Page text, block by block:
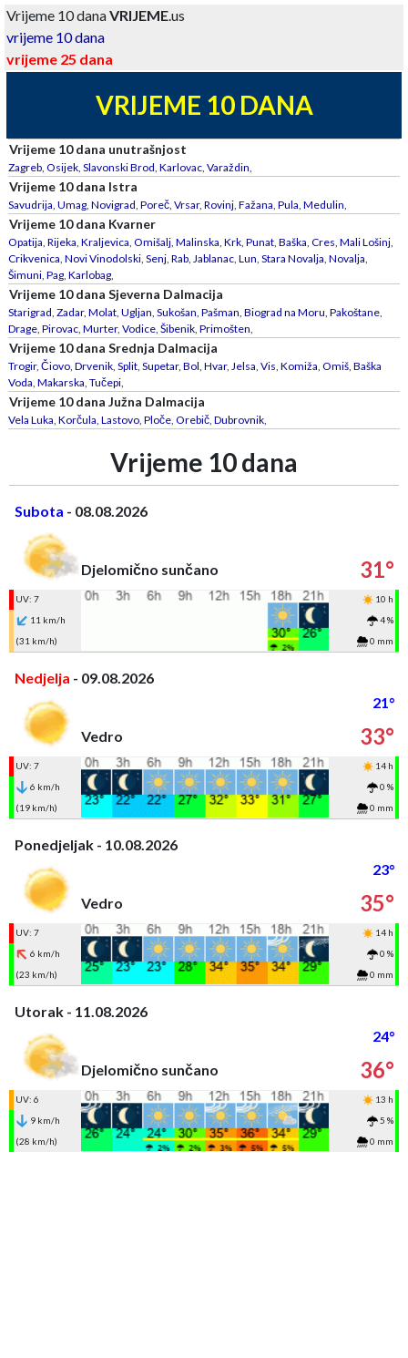
Vrijeme 10 danaVRIJEME.us
vrijeme 10 dana
vrijeme 25 dana
VRIJEME 10 DANA
Vrijeme 10 dana unutrašnjost
Zagreb, Osijek, Slavonski Brod, Karlovac, Varaždin,
Vrijeme 10 dana Istra
Savudrija, Umag, Novigrad, Poreč, Vrsar, Rovinj, Fažana, Pula, Medulin,
Vrijeme 10 dana Kvarner
Opatija, Rijeka, Kraljevica, Omišalj, Malinska, Krk, Punat, Baška, Cres, Mali Lošinj,
Crikvenica, Novi Vinodolski, Senj, Rab, Jablanac, Lun, Stara Novalja, Novalja,
Šimuni, Pag, Karlobag,
Vrijeme 10 dana Sjeverna Dalmacija
Starigrad, Zadar, Molat, Ugljan, Sukošan, Pašman, Biograd na Moru, Pakoštane,
Drage, Pirovac, Murter, Vodice, Šibenik, Primošten,
Vrijeme 10 dana Srednja Dalmacija
Trogir, Čiovo, Drvenik, Split, Supetar, Bol, Hvar, Jelsa, Vis, Komiža, Omiš, Baška
Voda, Makarska, Tučepi,
Vrijeme 10 dana Južna Dalmacija
Vela Luka, Korčula, Lastovo, Ploče, Orebič, Dubrovnik,
Vrijeme 10 dana
Subota - 08.08.2026
Djelomično sunčano 31°
UV: 7
10 h
11 km/h
4 %
(31 km/h)
0 mm
Nedjelja - 09.08.2026
21°
Vedro
33°
UV: 7
14 h
6 km/h
0 %
(19 km/h)
0 mm
Ponedjeljak - 10.08.2026
23°
Vedro
35°
UV: 7
14 h
6 km/h
0 %
(23 km/h)
0 mm
Utorak - 11.08.2026
24°
Djelomično sunčano
36°
UV: 6
13 h
9 km/h
5 %
(28 km/h)
0 mm